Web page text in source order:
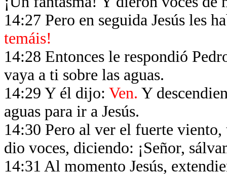
14:27 Pero en seguida Jesús les
temáis!
14:28 Entonces le respondió
vaya a ti sobre las aguas.
14:29 Y él dijo: Ven. Y
aguas para ir a Jesús.
14:30 Pero al ver el fuerte
dio voces, diciendo: ¡Señor,
14:31 Al momento Jesús,